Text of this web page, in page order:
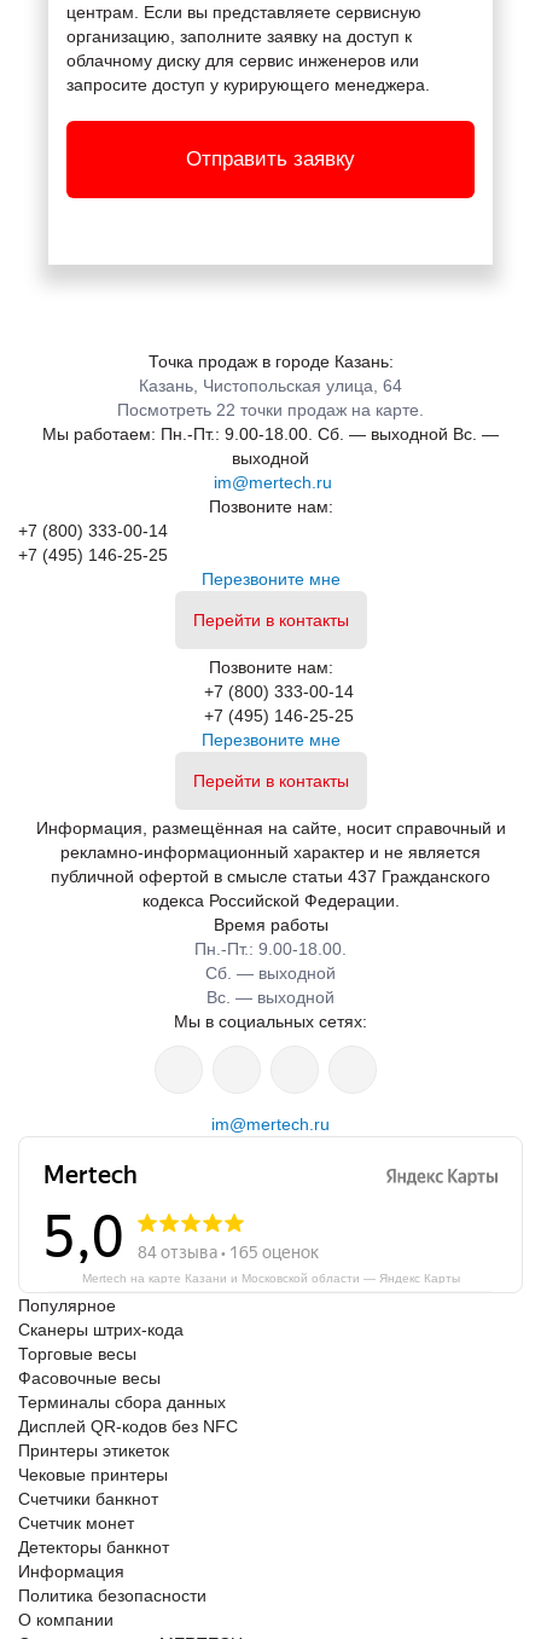
центрам. Если вы представляете сервисную
организацию, заполните заявку на доступ к
облачному диску для сервис инженеров или
запросите доступ у курирующего менеджера.
Отправить заявку
Точка продаж в городе Казань:
Казань, Чистопольская улица, 64
Посмотреть 22 точки продаж на карте.
Мы работаем: Пн.-Пт.: 9.00-18.00. Сб. — выходной Вс. —
выходной
im@mertech.ru
Позвоните нам:
+7 (800) 333-00-14
+7 (495) 146-25-25
Перезвоните мне
Перейти в контакты
Позвоните нам:
+7 (800) 333-00-14
+7 (495) 146-25-25
Перезвоните мне
Перейти в контакты
Информация, размещённая на сайте, носит справочный и
рекламно-информационный характер и не является
публичной офертой в смысле статьи 437 Гражданского
кодекса Российской Федерации.
Время работы
Пн.-Пт.: 9.00-18.00.
Сб. — выходной
Вс. — выходной
Мы в социальных сетях:
im@mertech.ru
Mertech на карте Казани и Московской области — Яндекс Карты
Популярное
Сканеры штрих-кода
Торговые весы
Фасовочные весы
Терминалы сбора данных
Дисплей QR-кодов без NFC
Принтеры этикеток
Чековые принтеры
Счетчики банкнот
Счетчик монет
Детекторы банкнот
Информация
Политика безопасности
О компании